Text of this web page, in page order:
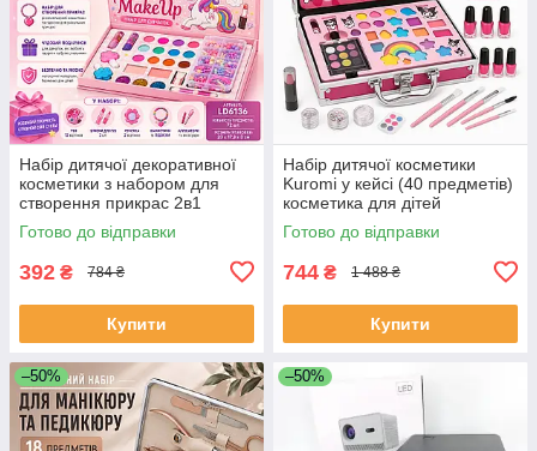
Набір дитячої декоративної
косметики з набором для
створення прикрас 2в1
MakeUp Набір для дівчаток
BC-25
Готово до відправки
392 ₴ 784 ₴
Купити
Набір дитячої косметики
Kuromi у кейсі (40 предметів)
косметика для дітей
косметика дитяча YF-93
Готово до відправки
744 ₴ 1 488 ₴
Купити
–50% –50%